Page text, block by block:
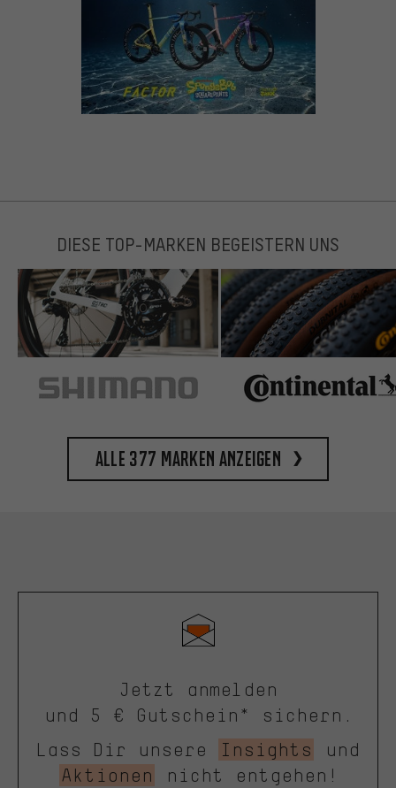
DIESE TOP-MARKEN BEGEISTERN UNS
Alle 377 Marken anzeigen
Jetzt anmelden
und 5 € Gutschein* sichern.
Lass Dir unsere
Insights
und
Aktionen
nicht entgehen!